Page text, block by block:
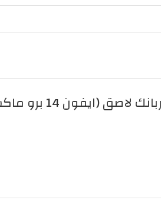
(ايفون
14 برو ماكس)”